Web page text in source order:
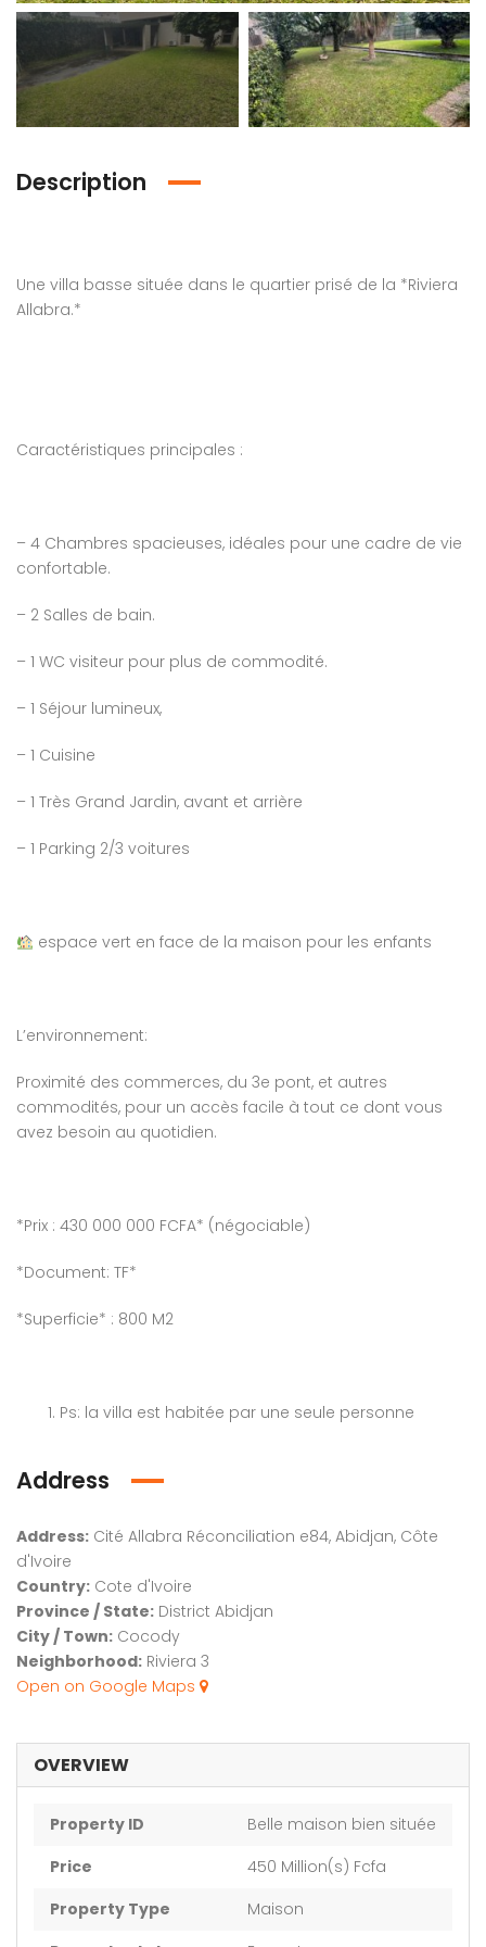
Description
Une villa basse située dans le quartier prisé de la *Riviera
Allabra.*
Caractéristiques principales :
– 4 Chambres spacieuses, idéales pour une cadre de vie
confortable.
– 2 Salles de bain.
– 1 WC visiteur pour plus de commodité.
– 1 Séjour lumineux,
– 1 Cuisine
– 1 Très Grand Jardin, avant et arrière
– 1 Parking 2/3 voitures
espace vert en face de la maison pour les enfants
L’environnement:
Proximité des commerces, du 3e pont, et autres
commodités, pour un accès facile à tout ce dont vous
avez besoin au quotidien.
*Prix : 430 000 000 FCFA* (négociable)
*Document: TF*
*Superficie* : 800 M2
Ps: la villa est habitée par une seule personne
Address
Address: Cité Allabra Réconciliation e84, Abidjan, Côte
d'Ivoire
Country: Cote d'Ivoire
Province / State: District Abidjan
City / Town: Cocody
Neighborhood: Riviera 3
Open on Google Maps
OVERVIEW
Property ID
Belle maison bien située
Price
450 Million(s) Fcfa
Property Type
Maison
found No item found